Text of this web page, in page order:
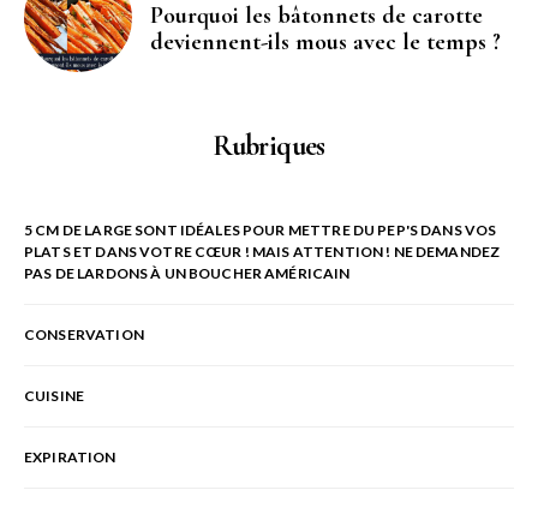
Pourquoi les bâtonnets de carotte
deviennent-ils mous avec le temps ?
Rubriques
5 CM DE LARGE SONT IDÉALES POUR METTRE DU PEP'S DANS VOS
PLATS ET DANS VOTRE CŒUR ! MAIS ATTENTION ! NE DEMANDEZ
PAS DE LARDONS À UN BOUCHER AMÉRICAIN
CONSERVATION
CUISINE
EXPIRATION